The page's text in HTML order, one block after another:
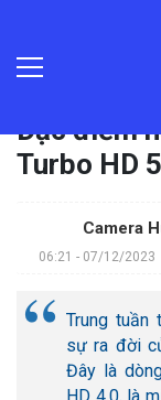
Đặc điểm
Turbo HD
Camera
06:21 - 07/12/2023
Trung tuần
sự ra đời
Đây là